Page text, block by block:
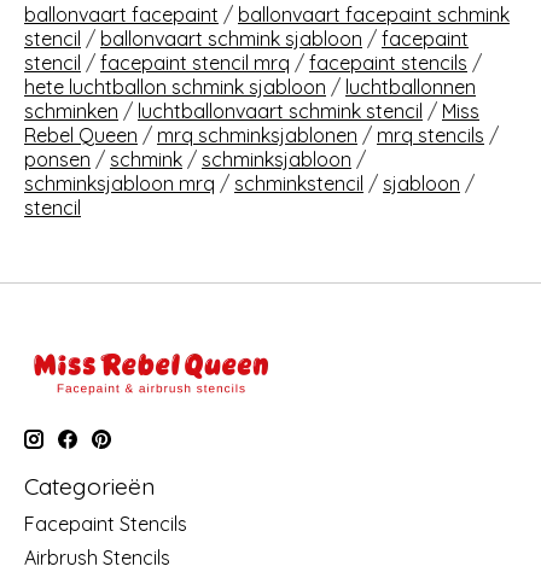
ballonvaart facepaint / ballonvaart facepaint schmink
stencil / ballonvaart schmink sjabloon / facepaint
stencil / facepaint stencil mrq / facepaint stencils /
hete luchtballon schmink sjabloon / luchtballonnen
schminken / luchtballonvaart schmink stencil / Miss
Rebel Queen / mrq schminksjablonen / mrq stencils /
ponsen / schmink / schminksjabloon /
schminksjabloon mrq / schminkstencil / sjabloon /
stencil
Categorieën
Facepaint Stencils
Airbrush Stencils